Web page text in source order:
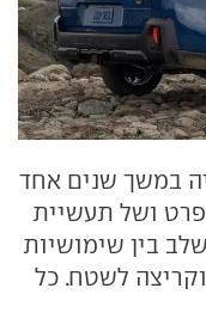
במשך שנים אחד
ושל תעשיית
בין שימושיות
וקריצה לשטח. כל